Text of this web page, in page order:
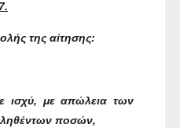
της αίτησης:
ισχύ, με απώλεια των
ποσών,